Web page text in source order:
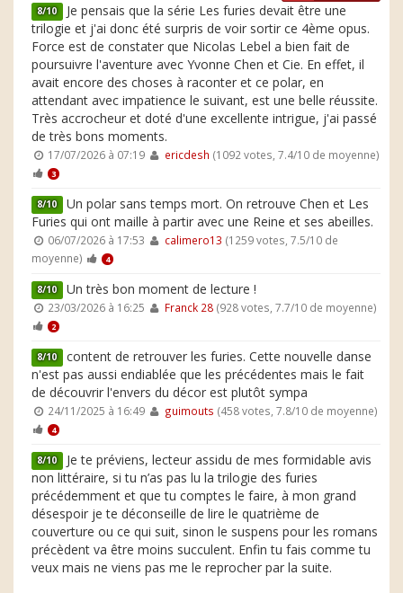
8/10 Je pensais que la série Les furies devait être une
trilogie et j'ai donc été surpris de voir sortir ce 4ème opus.
Force est de constater que Nicolas Lebel a bien fait de
poursuivre l'aventure avec Yvonne Chen et Cie. En effet, il
avait encore des choses à raconter et ce polar, en
attendant avec impatience le suivant, est une belle réussite.
Très accrocheur et doté d'une excellente intrigue, j'ai passé
de très bons moments.
17/07/2026 à 07:19 ericdesh (1092 votes, 7.4/10 de moyenne)
3
8/10 Un polar sans temps mort. On retrouve Chen et Les
Furies qui ont maille à partir avec une Reine et ses abeilles.
06/07/2026 à 17:53 calimero13 (1259 votes, 7.5/10 de
moyenne)
4
8/10 Un très bon moment de lecture !
23/03/2026 à 16:25 Franck 28(928 votes, 7.7/10 de moyenne)
2
8/10 content de retrouver les furies. Cette nouvelle danse
n'est pas aussi endiablée que les précédentes mais le fait
de découvrir l'envers du décor est plutôt sympa
24/11/2025 à 16:49 guimouts (458 votes, 7.8/10 de moyenne)
4
8/10 Je te préviens, lecteur assidu de mes formidable avis
non littéraire, si tu n’as pas lu la trilogie des furies
précédemment et que tu comptes le faire, à mon grand
désespoir je te déconseille de lire le quatrième de
couverture ou ce qui suit, sinon le suspens pour les romans
précèdent va être moins succulent. Enfin tu fais comme tu
veux mais ne viens pas me le reprocher par la suite.